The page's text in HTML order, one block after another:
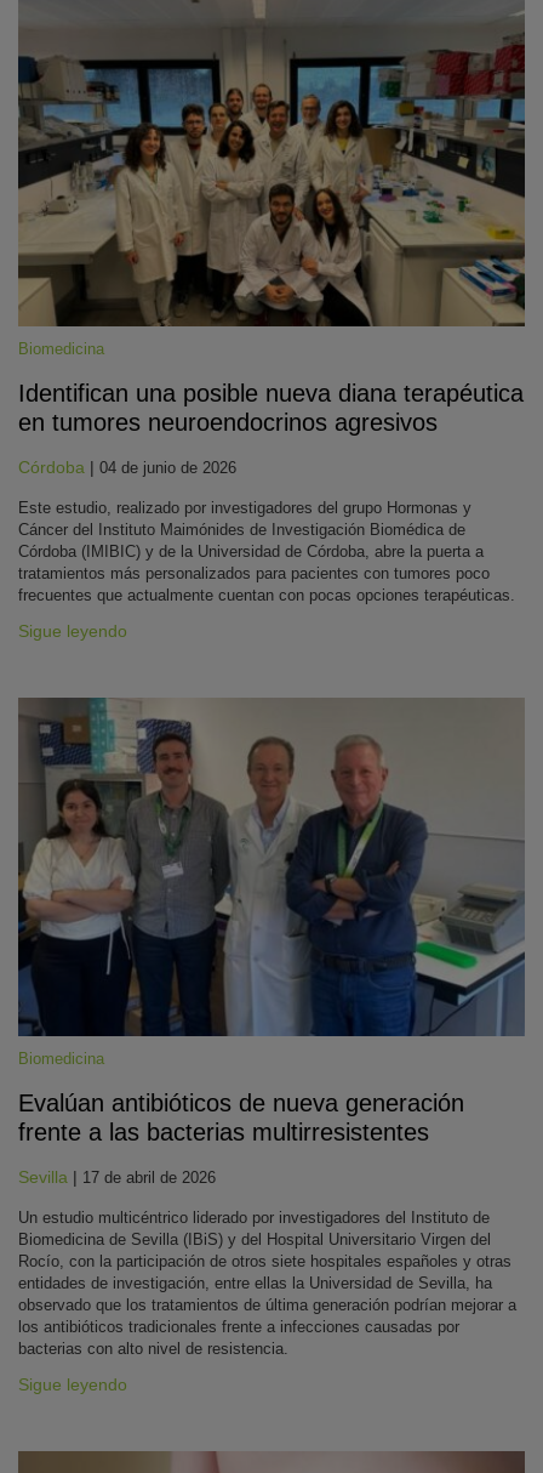
Biomedicina
Identifican una posible nueva diana terapéutica
en tumores neuroendocrinos agresivos
Córdoba | 04 de junio de 2026
Este estudio, realizado por investigadores del grupo Hormonas y
Cáncer del Instituto Maimónides de Investigación Biomédica de
Córdoba (IMIBIC) y de la Universidad de Córdoba, abre la puerta a
tratamientos más personalizados para pacientes con tumores poco
frecuentes que actualmente cuentan con pocas opciones terapéuticas.
Sigue leyendo
Biomedicina
Evalúan antibióticos de nueva generación
frente a las bacterias multirresistentes
Sevilla | 17 de abril de 2026
Un estudio multicéntrico liderado por investigadores del Instituto de
Biomedicina de Sevilla (IBiS) y del Hospital Universitario Virgen del
Rocío, con la participación de otros siete hospitales españoles y otras
entidades de investigación, entre ellas la Universidad de Sevilla, ha
observado que los tratamientos de última generación podrían mejorar a
los antibióticos tradicionales frente a infecciones causadas por
bacterias con alto nivel de resistencia.
Sigue leyendo